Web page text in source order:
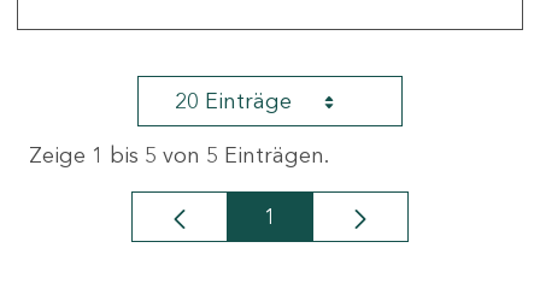
20 Einträge
Zeige 1 bis 5 von 5 Einträgen.
Seite
1